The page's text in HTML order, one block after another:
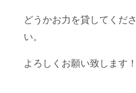
どうかお力を貸してくださ
い。
よろしくお願い致します！